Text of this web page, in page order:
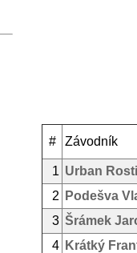
# Závodník
1 Urban
2
Podešva
3 Šrámek
4 Krátký